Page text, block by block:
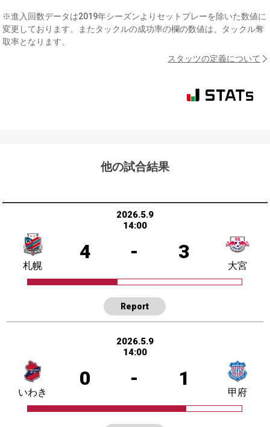
※進入回数データは2019年シーズンよりセットプレーを除いた数値に
変更しております。またタックルの成功率の欄の数値は、タックル奪
取率となります。
スタッツの定義について
他の試合結果
2026.5.9
14:00
4 - 3
札幌 大宮
Report
2026.5.9
14:00
0 - 1
いわき 甲府